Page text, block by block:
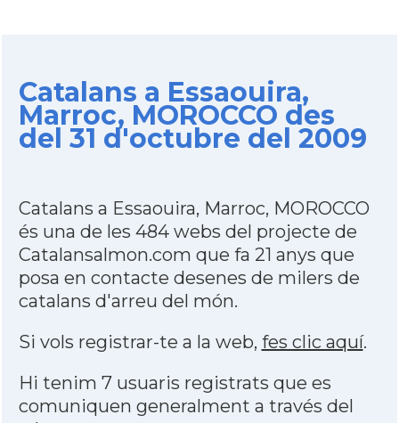
Catalans a Essaouira,
Marroc, MOROCCO des
del 31 d'octubre del 2009
Catalans a Essaouira, Marroc, MOROCCO
és una de les 484 webs del projecte de
Catalansalmon.com que fa 21 anys que
posa en contacte desenes de milers de
catalans d'arreu del món.
Si vols registrar-te a la web, fes clic aquí.
Hi tenim 7 usuaris registrats que es
comuniquen generalment a través del